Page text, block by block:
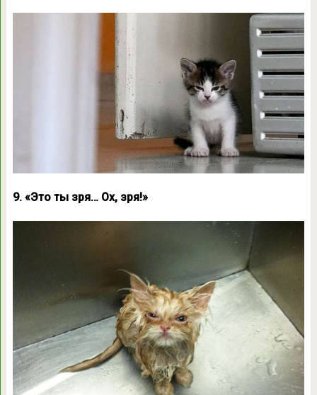
9. «Это ты зря… Ох, зря!»